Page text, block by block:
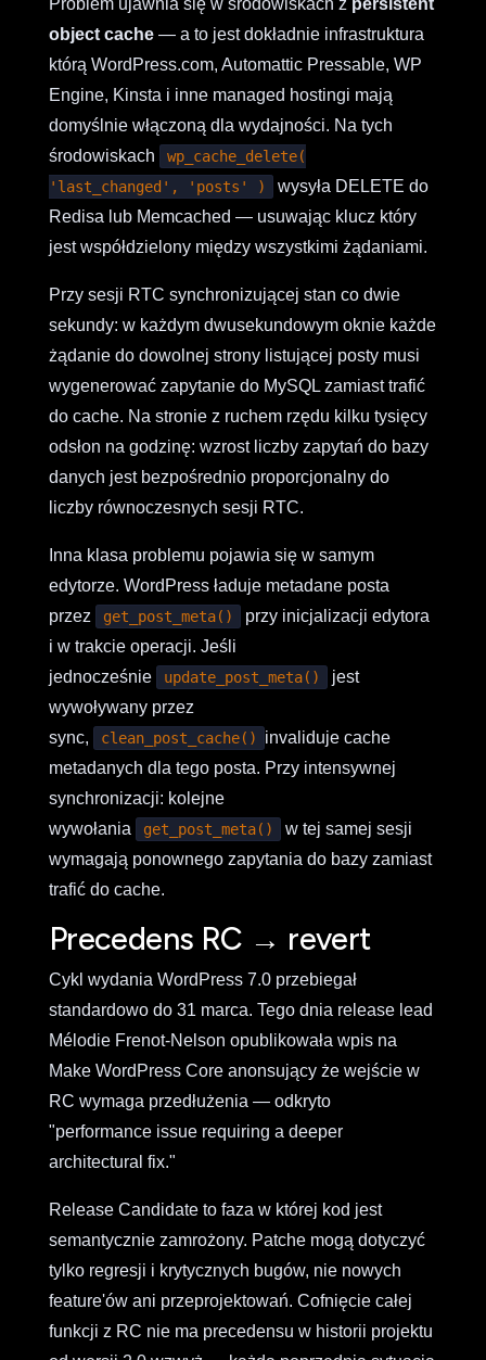
object cache— a to jest dokładnie infrastruktura
którą WordPress.com, Automattic Pressable, WP
Engine, Kinsta i inne managed hostingi mają
domyślnie włączoną dla wydajności. Na tych
środowiskach
wp_cache_delete(
'last_changed', 'posts' )
wysyła DELETE do
Redisa lub Memcached — usuwając klucz który
jest współdzielony między wszystkimi żądaniami.
Przy sesji RTC synchronizującej stan co dwie
sekundy: w każdym dwusekundowym oknie każde
żądanie do dowolnej strony listującej posty musi
wygenerować zapytanie do MySQL zamiast trafić
do cache. Na stronie z ruchem rzędu kilku tysięcy
odsłon na godzinę: wzrost liczby zapytań do bazy
danych jest bezpośrednio proporcjonalny do
liczby równoczesnych sesji RTC.
Inna klasa problemu pojawia się w samym
edytorze. WordPress ładuje metadane posta
przez
get_post_meta()
przy inicjalizacji edytora
i w trakcie operacji. Jeśli
jednocześnie
update_post_meta()
jest
wywoływany przez
sync,
clean_post_cache()
invaliduje cache
metadanych dla tego posta. Przy intensywnej
synchronizacji: kolejne
wywołania
get_post_meta()
w tej samej sesji
wymagają ponownego zapytania do bazy zamiast
trafić do cache.
Precedens RC → revert
Cykl wydania WordPress 7.0 przebiegał
standardowo do 31 marca. Tego dnia release lead
Mélodie Frenot-Nelson opublikowała wpis na
Make WordPress Core anonsujący że wejście w
RC wymaga przedłużenia — odkryto
"performance issue requiring a deeper
architectural fix."
Release Candidate to faza w której kod jest
semantycznie zamrożony. Patche mogą dotyczyć
tylko regresji i krytycznych bugów, nie nowych
feature'ów ani przeprojektowań. Cofnięcie całej
funkcji z RC nie ma precedensu w historii projektu